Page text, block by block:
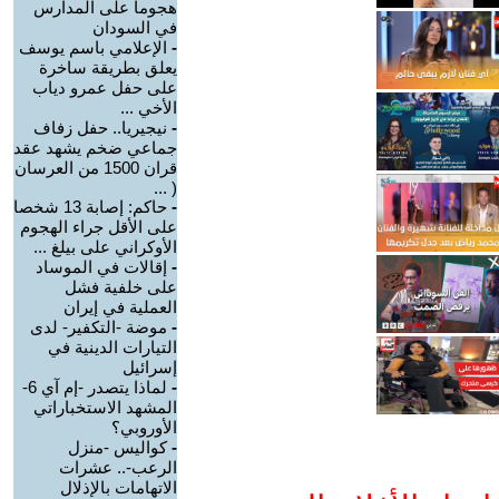
هجوما على المدارس
في السودان
- الإعلامي باسم يوسف
يعلق بطريقة ساخرة
على حفل عمرو دياب
الأخي ...
- نيجيريا.. حفل زفاف
جماعي ضخم يشهد عقد
قران 1500 من العرسان
( ...
-
حاكم: إصابة 13 شخصا
على الأقل جراء الهجوم
الأوكراني على بيلغ ...
- إقالات في الموساد
على خلفية فشل
العملية في إيران
- موضة -التكفير- لدى
التيارات الدينية في
إسرائيل
-
لماذا يتصدر -إم آي 6-
المشهد الاستخباراتي
الأوروبي؟
-كواليس -منزل
الرعب-.. عشرات
الاتهامات بالإذلال